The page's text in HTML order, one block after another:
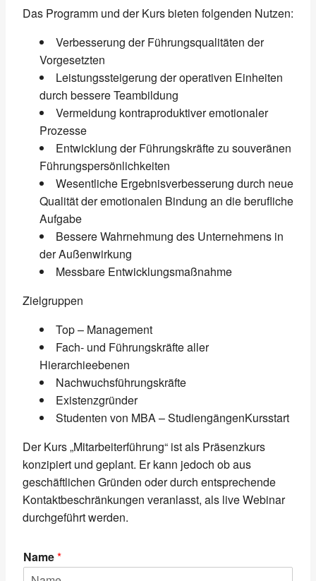
Das Programm und der Kurs bieten folgenden Nutzen:
Verbesserung der Führungsqualitäten der
Vorgesetzten
Leistungssteigerung der operativen Einheiten
durch bessere Teambildung
Vermeidung kontraproduktiver emotionaler
Prozesse
Entwicklung der Führungskräfte zu souveränen
Führungspersönlichkeiten
Wesentliche Ergebnisverbesserung durch neue
Qualität der emotionalen Bindung an die berufliche
Aufgabe
Bessere Wahrnehmung des Unternehmens in
der Außenwirkung
Messbare Entwicklungsmaßnahme
Zielgruppen
Top – Management
Fach- und Führungskräfte aller
Hierarchieebenen
Nachwuchsführungskräfte
Existenzgründer
Studenten von MBA – StudiengängenKursstart
Der Kurs „Mitarbeiterführung“ ist als Präsenzkurs
konzipiert und geplant. Er kann jedoch ob aus
geschäftlichen Gründen oder durch entsprechende
Kontaktbeschränkungen veranlasst, als live Webinar
durchgeführt werden.
Name*